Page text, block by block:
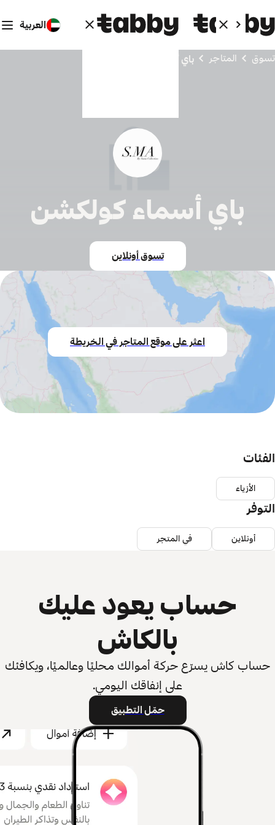
العربية
تسوق المتاجر باي أسماء كولكشن
باي أسماء كولكشن
تسوق أونلاين
اعثر على موقع المتاجر في الخريطة
الفئات
الأزياء
التوفر
أونلاين في المتجر
حساب يعود عليك
بالكاش
حساب كاش يسرّع حركة أموالك محليًا وعالميًا، ويكافئك
على إنفاقك اليومي.
حمّل التطبيق